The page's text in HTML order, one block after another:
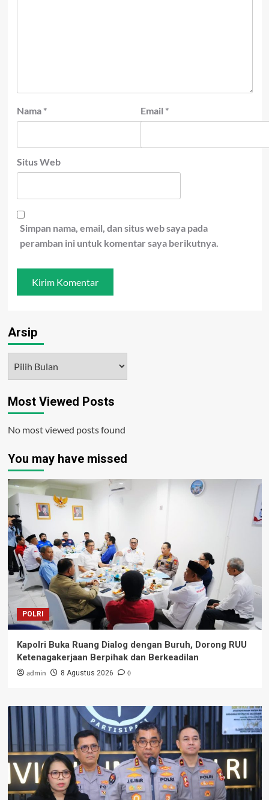
Nama * Email *
Situs Web
Simpan nama, email, dan situs web saya pada
peramban ini untuk komentar saya berikutnya.
Arsip
Most Viewed Posts
No most viewed posts found
You may have missed
POLRI
Kapolri Buka Ruang Dialog dengan Buruh, Dorong RUU
Ketenagakerjaan Berpihak dan Berkeadilan
admin 8 Agustus 2026 0